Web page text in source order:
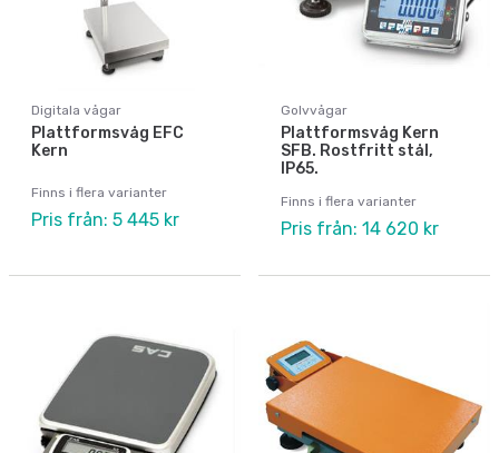
Digitala vågar
Plattformsvåg EFC
Kern
Finns i flera varianter
Pris från: 5 445 kr
Golvvågar
Plattformsvåg Kern
SFB. Rostfritt stål,
IP65.
Finns i flera varianter
Pris från: 14 620 kr